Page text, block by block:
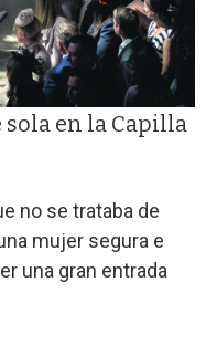
en la Capilla
no se trataba de
mujer segura e
una gran entrada